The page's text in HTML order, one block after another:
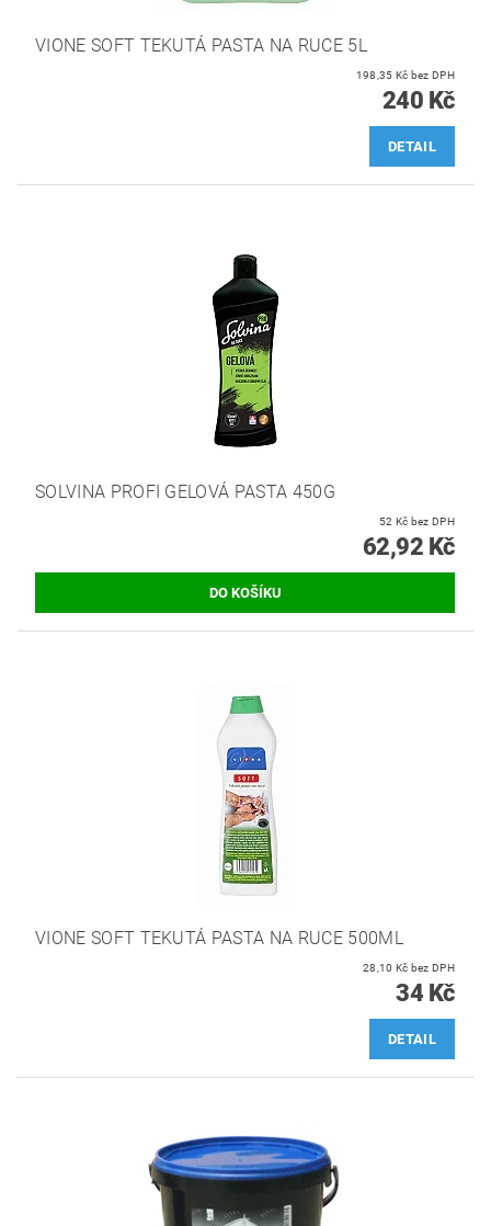
VIONE SOFT TEKUTÁ PASTA NA RUCE 5L
198,35 Kč bez DPH
240 Kč
DETAIL
SOLVINA PROFI GELOVÁ PASTA 450G
52 Kč bez DPH
62,92 Kč
VIONE SOFT TEKUTÁ PASTA NA RUCE 500ML
28,10 Kč bez DPH
34 Kč
DETAIL